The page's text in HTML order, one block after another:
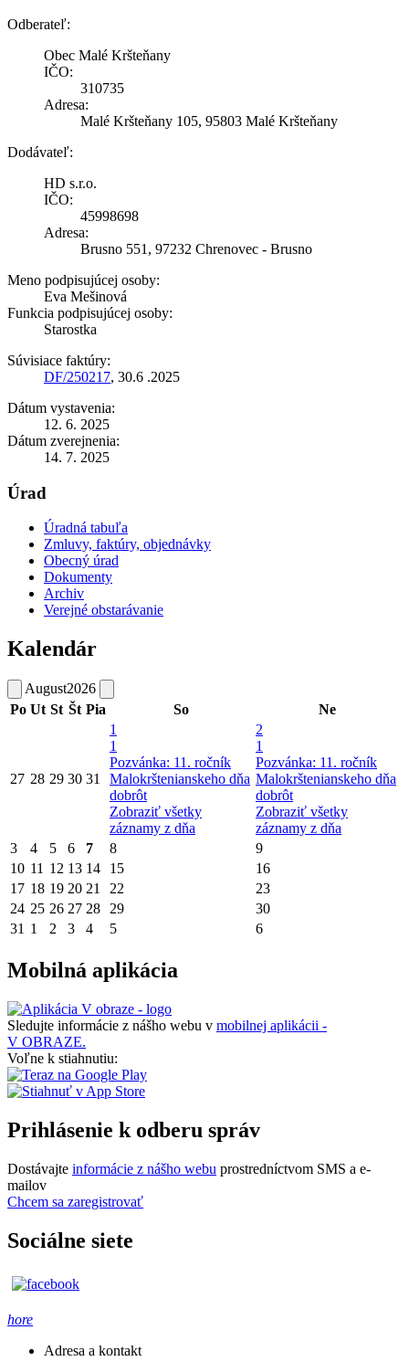
Odberateľ:
Obec Malé Kršteňany
IČO:
310735
Adresa:
Malé Kršteňany 105, 95803 Malé Kršteňany
Dodávateľ:
HD s.r.o.
IČO:
45998698
Adresa:
Brusno 551, 97232 Chrenovec - Brusno
Meno podpisujúcej osoby:
Eva Mešinová
Funkcia podpisujúcej osoby:
Starostka
Súvisiace faktúry:
DF/250217, 30.6 .2025
Dátum vystavenia:
12. 6. 2025
Dátum zverejnenia:
14. 7. 2025
Úrad
Úradná tabuľa
Zmluvy, faktúry, objednávky
Obecný úrad
Dokumenty
Archiv
Verejné obstarávanie
Kalendár
August2026
Po Ut St Št Pia So Ne
27 28 29 30 31
1
1
Pozvánka: 11. ročník
Malokrštenianskeho dňa
dobrôt
Zobraziť všetky
záznamy z dňa
2
1
Pozvánka: 11. ročník
Malokrštenianskeho dňa
dobrôt
Zobraziť všetky
záznamy z dňa
3
4 5 6 7 8
9
10 11 12 13 14 15
16
17 18 19 20 21 22
23
24 25 26 27 28 29
30
31 1 2 3 4 5 6
Mobilná aplikácia
Sledujte informácie z nášho webu v mobilnej aplikácii -
V OBRAZE.
Voľne k stiahnutiu:
Prihlásenie k odberu správ
Dostávajte informácie z nášho webu prostredníctvom SMS a e-
mailov
Chcem sa zaregistrovať
Sociálne siete
hore
Adresa a kontakt